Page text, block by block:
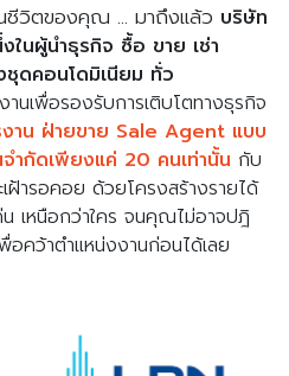
วิตของคุณ ... มาถึงแล้ว บริษัท
นผู้นำธุรกิจ ซื้อ ขาย เช่า
ดคอนโดมิเนียม ทั่ว
านเพื่อรองรับการเติบโตทางธุรกิจ
งาน ฝ่ายขาย Sale Agent แบบ
ำกัดเพียงแค่ 20 คนเท่านั้น กับ
ฝ้ารอคอย ด้วยโครงสร้างรายได้
เหนือกว่าใคร จนคุณไม่อาจปฎิ
อคว้าตำแหน่งงานก่อนได้เลย